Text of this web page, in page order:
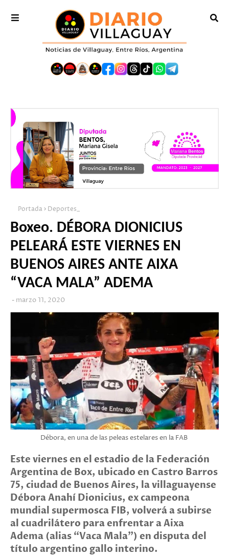
Portada Deportes_
Boxeo. DÉBORA DIONICIUS
PELEARÁ ESTE VIERNES EN
BUENOS AIRES ANTE AIXA
“VACA MALA” ADEMA
marzo 11, 2020
Débora, en una de las peleas estelares en la FAB
Este viernes en el estadio de la Federación
Argentina de Box, ubicado en Castro Barros
75, ciudad de Buenos Aires, la villaguayense
Débora Anahí Dionicius, ex campeona
mundial supermosca FIB, volverá a subirse
al cuadrilátero para enfrentar a Aixa
Adema (alias “Vaca Mala”) en disputa del
título argentino gallo interino.